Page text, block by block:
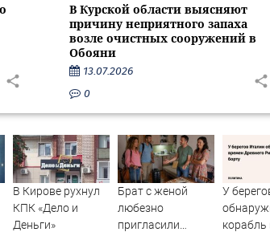
В Курской области выясняют
причину неприятного запаха
возле очистных сооружений в
Обояни
13.07.2026
0
В Кирове рухнул
КПК «Дело и
Деньги»
Брат с женой
любезно
пригласили
У
корабль